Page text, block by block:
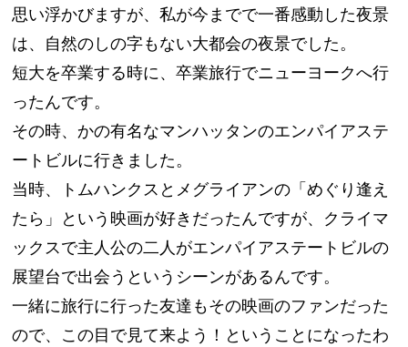
思い浮かびますが、私が今までで一番感動した夜景
は、自然のしの字もない大都会の夜景でした。
短大を卒業する時に、卒業旅行でニューヨークへ行
ったんです。
その時、かの有名なマンハッタンのエンパイアステ
ートビルに行きました。
当時、トムハンクスとメグライアンの「めぐり逢え
たら」という映画が好きだったんですが、クライマ
ックスで主人公の二人がエンパイアステートビルの
展望台で出会うというシーンがあるんです。
一緒に旅行に行った友達もその映画のファンだった
ので、この目で見て来よう！ということになったわ